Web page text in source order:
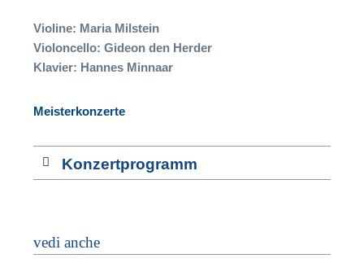
Violine: Maria Milstein
Violoncello: Gideon den Herder
Klavier: Hannes Minnaar
Meisterkonzerte
Konzertprogramm
vedi anche